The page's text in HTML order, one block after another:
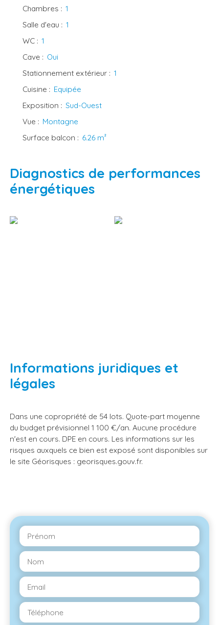
Chambres : 1
Salle d'eau : 1
WC : 1
Cave : Oui
Stationnement extérieur : 1
Cuisine : Equipée
Exposition : Sud-Ouest
Vue : Montagne
Surface balcon : 6.26 m²
Diagnostics de performances
énergétiques
Informations juridiques et
légales
Dans une copropriété de 54 lots. Quote-part moyenne
du budget prévisionnel 1 100 €/an. Aucune procédure
n'est en cours. DPE en cours. Les informations sur les
risques auxquels ce bien est exposé sont disponibles sur
le site Géorisques : georisques.gouv.fr.
Prénom
Nom
Email
Téléphone